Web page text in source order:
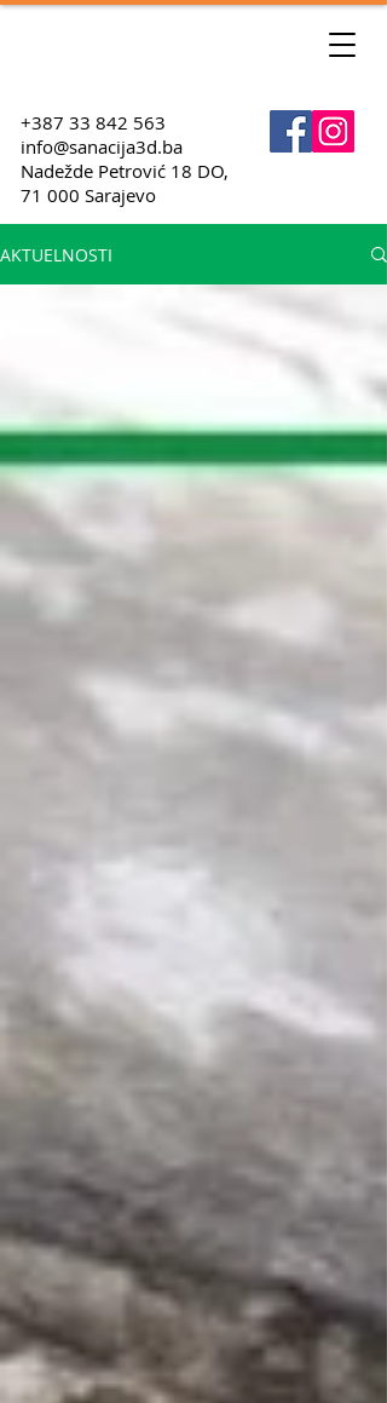
+387 33 842 563
info@sanacija3d.ba
Nadežde Petrović 18 DO,
71 000 Sarajevo
AKTUELNOSTI